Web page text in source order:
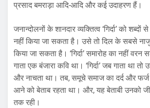
प्रसाद बमराड़ा आदि-आदि और कई उदाहरण हैं।
जनान्दोलनों के शानदार व्यक्तित्व ‘गिर्दा’ को
नहीं किया जा सकता है। उसे तो दिल के सबसे
किया जा सकता है। ‘गिर्दा’ समारोह का नहीं
गाता एक बंजारा कवि था। ‘गिर्दा’ जब गाता था
और नाचता था। तब, समूचे समाज का दर्द और
आने को बेताब रहता था। और, यह बेताबी उनको
तक रही।